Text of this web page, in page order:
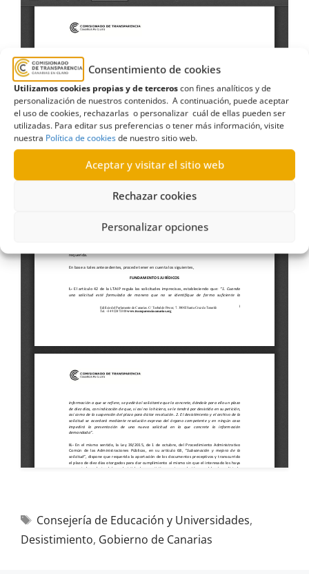
Consentimiento de cookies
Utilizamos cookies propias y de terceroscon fines analíticos y de
personalización de nuestros contenidos. A continuación, puede aceptar
el uso de cookies, rechazarlas o personalizar cuál de ellas pueden ser
utilizadas. Para editar sus preferencias o tener más información, visite
nuestra Política de cookiesde nuestro sitio web.
Aceptar y visitar el sitio web
Rechazar cookies
Personalizar opciones
Consejería de Educación y Universidades,
Desistimiento, Gobierno de Canarias